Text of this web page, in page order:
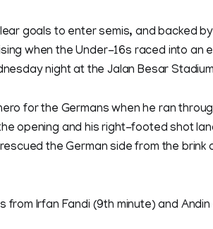
goals to enter semis, and backed
when the Under-16s raced into an
night at the Jalan Besar Stadium
for the Germans when he ran
opening and his right-footed shot
the German side from the brink
Irfan Fandi (9th minute) and Andin